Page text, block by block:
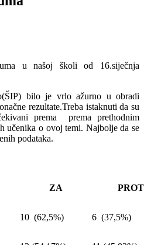
u našoj školi od 16.siječnja
bilo je vrlo ažurno u obradi
rezultate.Treba istaknuti da su
prema prema prethodnim
učenika o ovoj temi. Najbolje da se
podataka.
ZA
10 (62,5%) 6 (37,5%)